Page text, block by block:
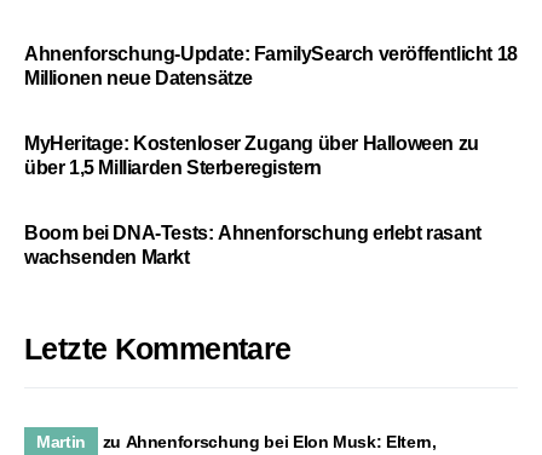
Ahnenforschung-Update: FamilySearch veröffentlicht 18
Millionen neue Datensätze
MyHeritage: Kostenloser Zugang über Halloween zu
über 1,5 Milliarden Sterberegistern
Boom bei DNA-Tests: Ahnenforschung erlebt rasant
wachsenden Markt
Letzte Kommentare
Martin zu Ahnenforschung bei Elon Musk: Eltern,